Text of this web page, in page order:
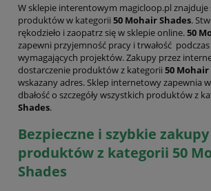
W sklepie interentowym magicloop.pl znajduje
produktów w kategorii 50 Mohair Shades.
rękodzieło i zaopatrz się w sklepie online.50
zapewni przyjemność pracy i trwałość
wymagających projektów. Zakupy przez
dostarczenie produktów z kategorii 50 Mohair
wskazany adres. Sklep internetowy zapewnia
dbałość o szczegóły wszystkich produktów z
Shades.
Bezpieczne i szybkie zakupy
produktów z kategorii 50
Shades